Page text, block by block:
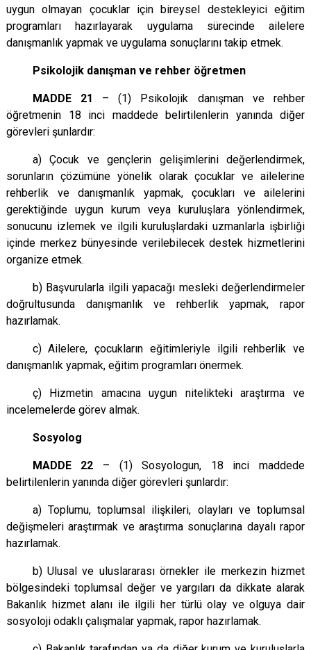
uygun olmayan çocuklar için bireysel destekleyici eğitim
programları hazırlayarak uygulama sürecinde ailelere
danışmanlık yapmak ve uygulama sonuçlarını takip etmek.
Psikolojik danışman ve rehber öğretmen
MADDE 21
– (1) Psikolojik danışman ve rehber
öğretmenin 18 inci maddede belirtilenlerin yanında diğer
görevleri şunlardır:
a) Çocuk ve gençlerin gelişimlerini değerlendirmek,
sorunların çözümüne yönelik olarak çocuklar ve ailelerine
rehberlik ve danışmanlık yapmak, çocukları ve ailelerini
gerektiğinde uygun kurum veya kuruluşlara yönlendirmek,
sonucunu izlemek ve ilgili kuruluşlardaki uzmanlarla işbirliği
içinde merkez bünyesinde verilebilecek destek hizmetlerini
organize etmek.
b) Başvurularla ilgili yapacağı mesleki değerlendirmeler
doğrultusunda danışmanlık ve rehberlik yapmak, rapor
hazırlamak.
c) Ailelere, çocukların eğitimleriyle ilgili rehberlik ve
danışmanlık yapmak, eğitim programları önermek.
ç) Hizmetin amacına uygun nitelikteki araştırma ve
incelemelerde görev almak.
Sosyolog
MADDE 22 – (1)Sosyologun, 18 inci maddede
belirtilenlerin yanında diğer görevleri şunlardır:
a) Toplumu, toplumsal ilişkileri, olayları ve toplumsal
değişmeleri araştırmak ve araştırma sonuçlarına dayalı rapor
hazırlamak.
b) Ulusal ve uluslararası örnekler ile merkezin hizmet
bölgesindeki toplumsal değer ve yargıları da dikkate alarak
Bakanlık hizmet alanı ile ilgili her türlü olay ve olguya dair
sosyoloji odaklı çalışmalar yapmak, rapor hazırlamak.